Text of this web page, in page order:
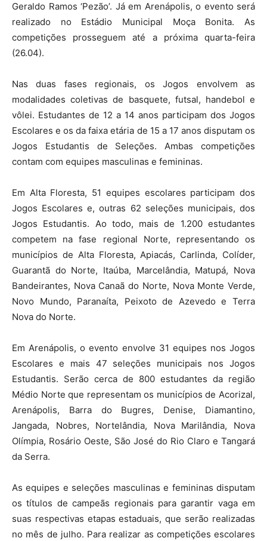
Geraldo Ramos ‘Pezão’. Já em Arenápolis, o evento será
realizado no Estádio Municipal Moça Bonita. As
competições prosseguem até a próxima quarta-feira
(26.04).
Nas duas fases regionais, os Jogos envolvem as
modalidades coletivas de basquete, futsal, handebol e
vôlei. Estudantes de 12 a 14 anos participam dos Jogos
Escolares e os da faixa etária de 15 a 17 anos disputam os
Jogos Estudantis de Seleções. Ambas competições
contam com equipes masculinas e femininas.
Em Alta Floresta, 51 equipes escolares participam dos
Jogos Escolares e, outras 62 seleções municipais, dos
Jogos Estudantis. Ao todo, mais de 1.200 estudantes
competem na fase regional Norte, representando os
municípios de Alta Floresta, Apiacás, Carlinda, Colíder,
Guarantã do Norte, Itaúba, Marcelândia, Matupá, Nova
Bandeirantes, Nova Canaã do Norte, Nova Monte Verde,
Novo Mundo, Paranaíta, Peixoto de Azevedo e Terra
Nova do Norte.
Em Arenápolis, o evento envolve 31 equipes nos Jogos
Escolares e mais 47 seleções municipais nos Jogos
Estudantis. Serão cerca de 800 estudantes da região
Médio Norte que representam os municípios de Acorizal,
Arenápolis, Barra do Bugres, Denise, Diamantino,
Jangada, Nobres, Nortelândia, Nova Marilândia, Nova
Olímpia, Rosário Oeste, São José do Rio Claro e Tangará
da Serra.
As equipes e seleções masculinas e femininas disputam
os títulos de campeãs regionais para garantir vaga em
suas respectivas etapas estaduais, que serão realizadas
no mês de julho. Para realizar as competições escolares